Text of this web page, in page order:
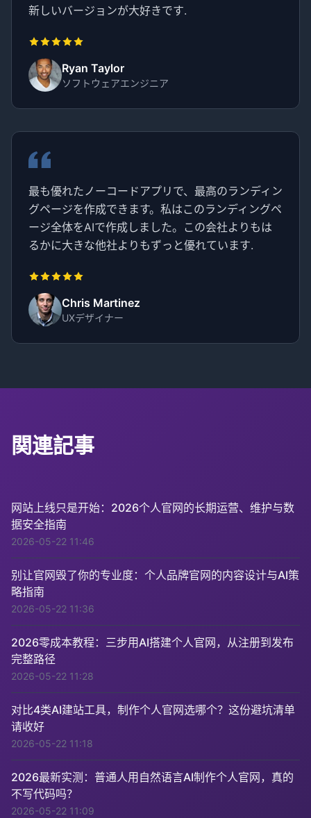
新しいバージョンが大好きです.
Ryan Taylor
ソフトウェアエンジニア
最も優れたノーコードアプリで、最高のランディン
グページを作成できます。私はこのランディングペ
ージ全体をAIで作成しました。この会社よりもは
るかに大きな他社よりもずっと優れています.
Chris Martinez
UXデザイナー
関連記事
网站上线只是开始：2026个人官网的长期运营、维护与数
据安全指南
2026-05-22 11:46
别让官网毁了你的专业度：个人品牌官网的内容设计与AI策
略指南
2026-05-22 11:36
2026零成本教程：三步用AI搭建个人官网，从注册到发布
完整路径
2026-05-22 11:28
对比4类AI建站工具，制作个人官网选哪个？这份避坑清单
请收好
2026-05-22 11:18
2026最新实测：普通人用自然语言AI制作个人官网，真的
不写代码吗？
2026-05-22 11:09